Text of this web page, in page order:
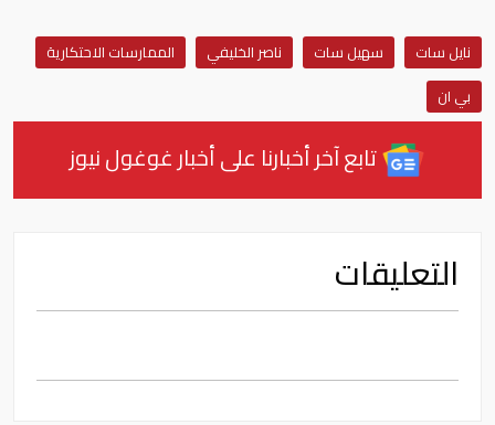
نايل سات سهيل سات ناصر الخليفي
الممارسات الاحتكارية
بي ان
تابع آخر أخبارنا على أخبار غوغول نيوز
التعليقات